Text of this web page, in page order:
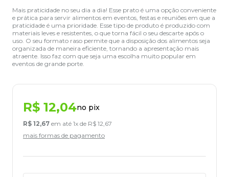
Mais praticidade no seu dia a dia! Esse prato é uma opção conveniente
e prática para servir alimentos em eventos, festas e reuniões em que a
praticidade é uma prioridade. Esse tipo de produto é produzido com
materiais leves e resistentes, o que torna fácil o seu descarte após o
uso. O seu formato raso permite que a disposição dos alimentos seja
organizada de maneira eficiente, tornando a apresentação mais
atraente. Isso faz com que seja uma escolha muito popular em
eventos de grande porte.
R$ 12,04no pix
R$ 12,67 em até 1x de R$ 12,67
mais formas de pagamento